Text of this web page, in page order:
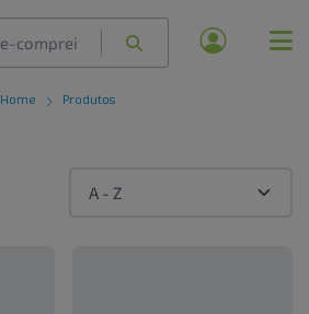
Home Produtos